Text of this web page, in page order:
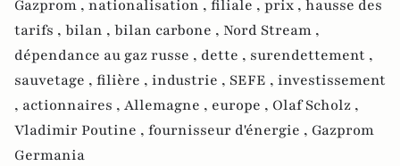
Gazprom , nationalisation , filiale , prix , hausse des
tarifs , bilan , bilan carbone , Nord Stream ,
dépendance au gaz russe , dette , surendettement ,
sauvetage , filière , industrie , SEFE , investissement
, actionnaires , Allemagne , europe , Olaf Scholz ,
Vladimir Poutine , fournisseur d'énergie , Gazprom
Germania